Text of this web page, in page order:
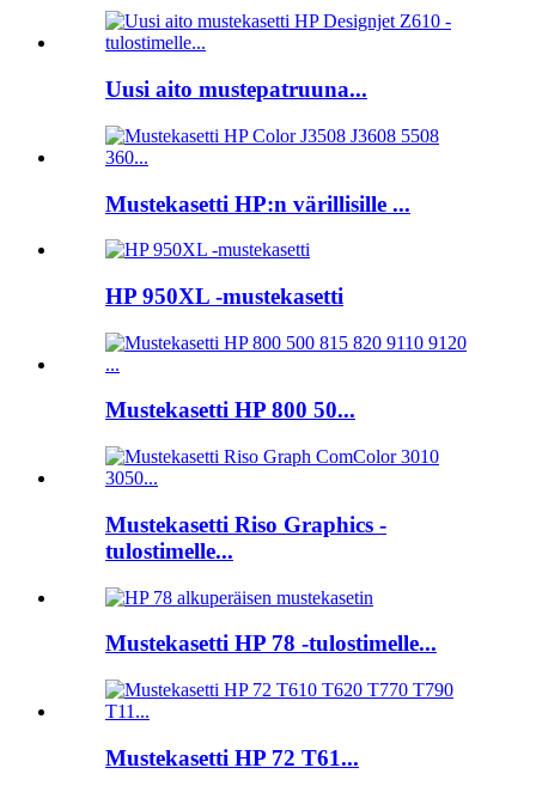
Uusi aito mustepatruuna...
Mustekasetti HP:n värillisille ...
HP 950XL -mustekasetti
Mustekasetti HP 800 50...
Mustekasetti Riso Graphics -
tulostimelle...
Mustekasetti HP 78 -tulostimelle...
Mustekasetti HP 72 T61...